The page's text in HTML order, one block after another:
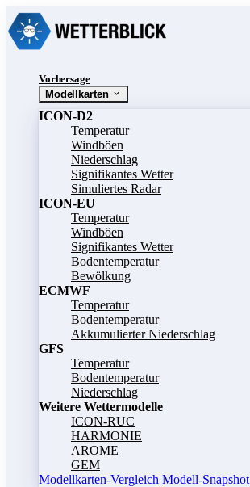
Vorhersage
Modellkarten
ICON-D2
Temperatur
Windböen
Niederschlag
Signifikantes Wetter
Simuliertes Radar
ICON-EU
Temperatur
Windböen
Signifikantes Wetter
Bodentemperatur
Bewölkung
ECMWF
Temperatur
Bodentemperatur
Akkumulierter Niederschlag
GFS
Temperatur
Bodentemperatur
Niederschlag
Weitere Wettermodelle
ICON-RUC
HARMONIE
AROME
GEM
Modellkarten-Vergleich Modell-Snapshot